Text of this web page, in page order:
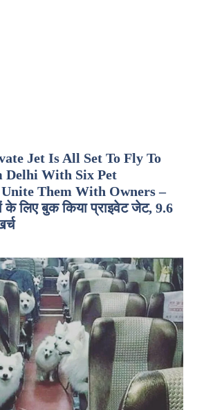
Jet Is All Set To Fly To
Delhi With Six Pet
Unite Them With Owners –
के लिए बुक किया प्राइवेट जेट, 9.6